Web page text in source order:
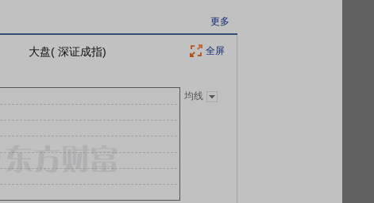
更多
大盘( 深证成指) 全屏
均线